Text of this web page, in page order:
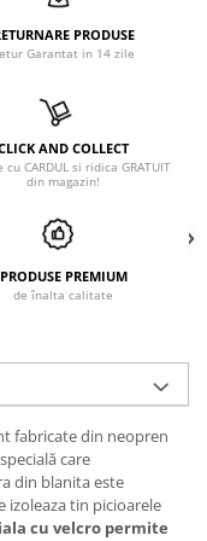
PRODUSE
Garantat in 14 zile
AND COLLECT
cu CARDUL si ridica GRATUIT
din magazin!
PRODUSE PREMIUM
de înalta calitate
fabricate din neopren
care
din blanita este
izoleaza tin picioarele
cu velcro permite